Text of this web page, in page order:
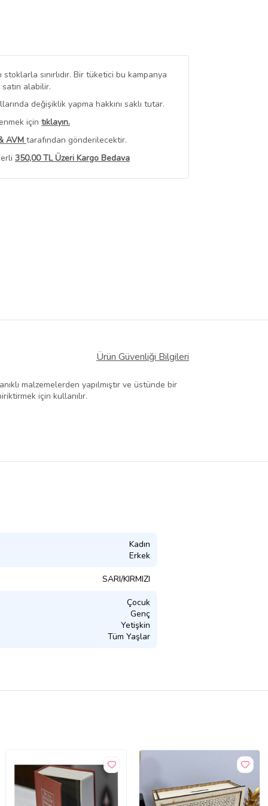
stoklarla sınırlıdır. Bir tüketici bu kampanya
alabilir.
değişiklik yapma hakkını saklı tutar.
için tıklayın.
AVM tarafından gönderilecektir.
350,00 TL Üzeri Kargo Bedava
Ürün Güvenliği Bilgileri
malzemelerden yapılmıştır ve üstünde bir
için kullanılır.
Kadın
Erkek
SARI/KIRMIZI
Çocuk
Genç
Yetişkin
Tüm Yaşlar